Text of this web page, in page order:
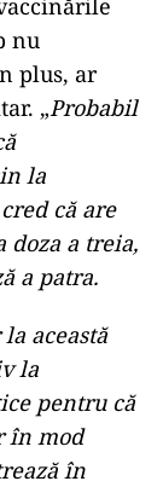
nu
plus, ar
„Probabil
la
că are
doza a treia,
a patra.
această
la
pentru că
în mod
în